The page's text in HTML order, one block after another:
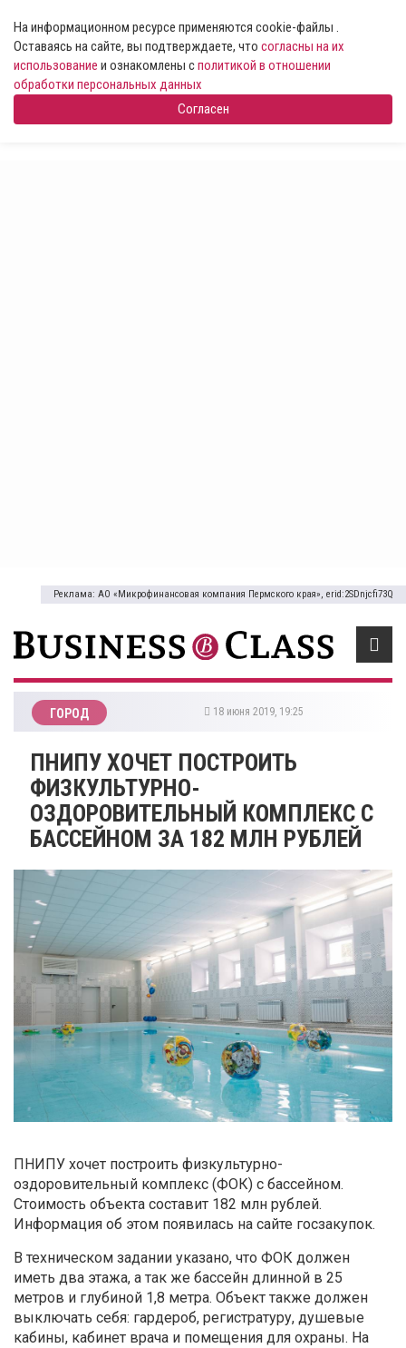
На информационном ресурсе применяются cookie-файлы .
Оставаясь на сайте, вы подтверждаете, что согласны на их
использование и ознакомлены сполитикой в отношении
обработки персональных данных
Согласен
Реклама: АО «Микрофинансовая компания Пермского края», erid:2SDnjcfi73Q
ГОРОД 18 июня 2019, 19:25
ПНИПУ ХОЧЕТ ПОСТРОИТЬ
ФИЗКУЛЬТУРНО-
ОЗДОРОВИТЕЛЬНЫЙ КОМПЛЕКС С
БАССЕЙНОМ ЗА 182 МЛН РУБЛЕЙ
ПНИПУ хочет построить физкультурно-
оздоровительный комплекс (ФОК) с бассейном.
Стоимость объекта составит 182 млн рублей.
Информация об этом появилась на сайте госзакупок.
В техническом задании указано, что ФОК должен
иметь два этажа, а так же бассейн длинной в 25
метров и глубиной 1,8 метра. Объект также должен
выключать себя: гардероб, регистратуру, душевые
кабины, кабинет врача и помещения для охраны. На